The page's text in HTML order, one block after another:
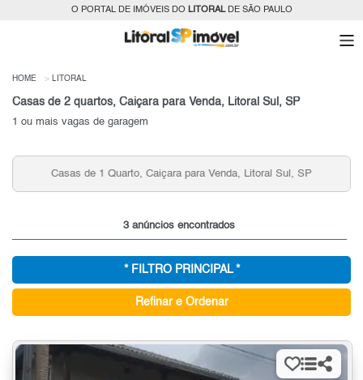
O PORTAL DE IMÓVEIS DO LITORALDE SÃO PAULO
HOME LITORAL
Casas de 2 quartos, Caiçara para Venda, Litoral Sul, SP
1 ou mais vagas de garagem
Casas de 1 Quarto, Caiçara para Venda, Litoral Sul, SP
3 anúncios encontrados
* FILTRO PRINCIPAL *
Refinar e Ordenar